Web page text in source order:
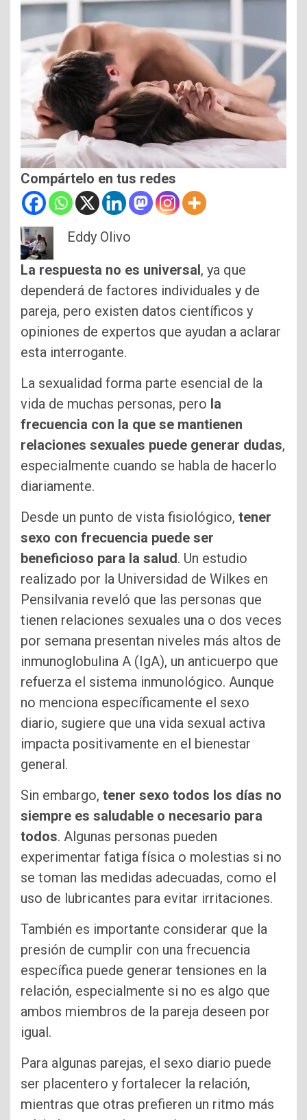
Compártelo en tus redes
Eddy Olivo
La respuesta no es universal, ya que
dependerá de factores individuales y de
pareja, pero existen datos científicos y
opiniones de expertos que ayudan a aclarar
esta interrogante.
La sexualidad forma parte esencial de la
vida de muchas personas, pero la
frecuencia con la que se mantienen
relaciones sexuales puede generar dudas,
especialmente cuando se habla de hacerlo
diariamente.
Desde un punto de vista fisiológico, tener
sexo con frecuencia puede ser
beneficioso para la salud. Un estudio
realizado por la Universidad de Wilkes en
Pensilvania reveló que las personas que
tienen relaciones sexuales una o dos veces
por semana presentan niveles más altos de
inmunoglobulina A (IgA), un anticuerpo que
refuerza el sistema inmunológico. Aunque
no menciona específicamente el sexo
diario, sugiere que una vida sexual activa
impacta positivamente en el bienestar
general.
Sin embargo, tener sexo todos los días no
siempre es saludable o necesario para
todos. Algunas personas pueden
experimentar fatiga física o molestias si no
se toman las medidas adecuadas, como el
uso de lubricantes para evitar irritaciones.
También es importante considerar que la
presión de cumplir con una frecuencia
específica puede generar tensiones en la
relación, especialmente si no es algo que
ambos miembros de la pareja deseen por
igual.
Para algunas parejas, el sexo diario puede
ser placentero y fortalecer la relación,
mientras que otras prefieren un ritmo más